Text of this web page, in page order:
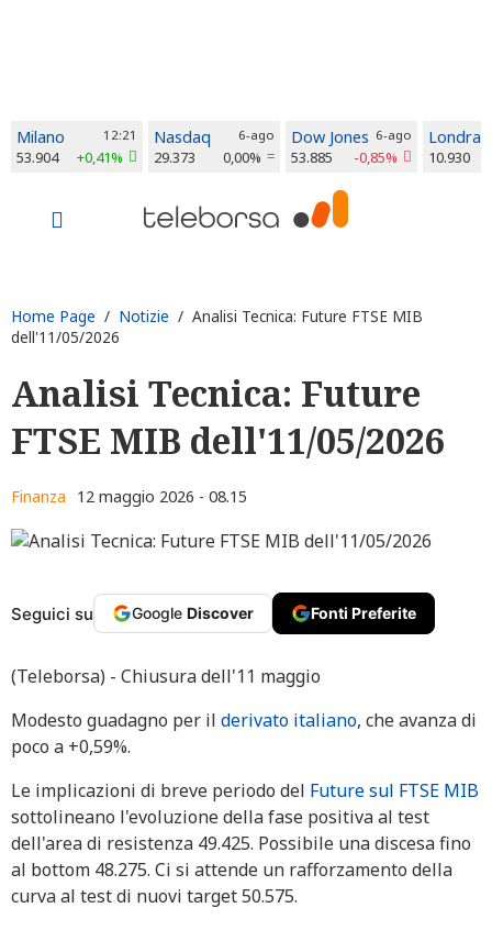
Milano 12:21
53.904 +0,41%
Nasdaq 6-ago
29.373 0,00%
Dow Jones 6-ago
53.885 -0,85%
Londra
10.930
Home Page / Notizie / Analisi Tecnica: Future FTSE MIB
dell'11/05/2026
Analisi Tecnica: Future
FTSE MIB dell'11/05/2026
Finanza 12 maggio 2026 - 08.15
Seguici su Google Discover Fonti Preferite
(Teleborsa) - Chiusura dell'11 maggio
Modesto guadagno per il derivato italiano, che avanza di
poco a +0,59%.
Le implicazioni di breve periodo del Future sul FTSE MIB
sottolineano l'evoluzione della fase positiva al test
dell'area di resistenza 49.425. Possibile una discesa fino
al bottom 48.275. Ci si attende un rafforzamento della
curva al test di nuovi target 50.575.